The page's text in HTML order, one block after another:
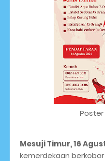
Mesuji Timur, 16
kemerdekaan berkobar